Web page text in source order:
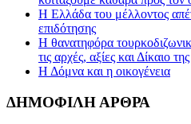
Η Ελλάδα του μέλλοντος
επιδότησης
Η θανατηφόρα
τις αρχές, αξίες και Δίκαιο
Η Δόμνα και η οικογένεια
ΔΗΜΟΦΙΛΗ ΑΡΘΡΑ